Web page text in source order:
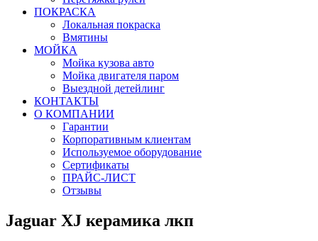
ПОКРАСКА
Локальная покраска
Вмятины
МОЙКА
Мойка кузова авто
Мойка двигателя паром
Выездной детейлинг
КОНТАКТЫ
О КОМПАНИИ
Гарантии
Корпоративным клиентам
Используемое оборудование
Сертификаты
ПРАЙС-ЛИСТ
Отзывы
Jaguar XJ керамика лкп